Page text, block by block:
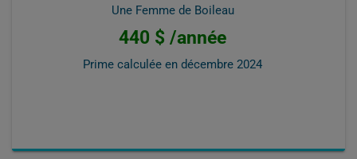
Une Femme de Boileau
440 $ /année
Prime calculée en décembre 2024